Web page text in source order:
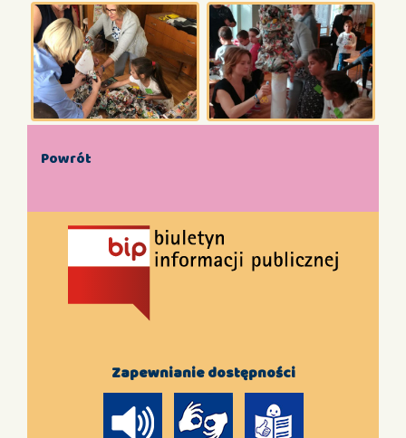
Powrót
Zapewnianie dostępności